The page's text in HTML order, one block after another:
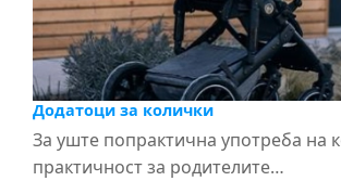
Додатоци за колички
За уште попрактична употреба на
практичност за родителите…